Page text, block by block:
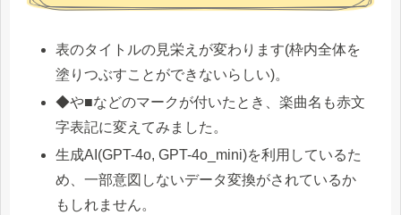
表のタイトルの見栄えが変わります(枠内全体を
塗りつぶすことができないらしい)。
◆や■などのマークが付いたとき、楽曲名も赤文
字表記に変えてみました。
生成AI(GPT-4o, GPT-4o_mini)を利用しているた
め、一部意図しないデータ変換がされているか
もしれません。